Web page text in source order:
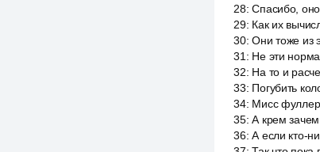
28:Спасибо,
29: Как их
30:Они тоже из
31 : Не эти
32: На то и
33: Погубить
34: Мисс
35:А крем
36:А если кто-